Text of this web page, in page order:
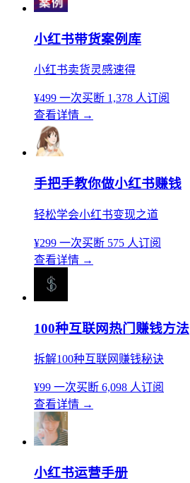
小红书带货案例库
小红书卖货灵感速得
¥499 一次买断 1,378 人订阅
查看详情 →
手把手教你做小红书赚钱
轻松学会小红书变现之道
¥299 一次买断 575 人订阅
查看详情 →
100种互联网热门赚钱方法
拆解100种互联网赚钱秘诀
¥99 一次买断 6,098 人订阅
查看详情 →
小红书运营手册